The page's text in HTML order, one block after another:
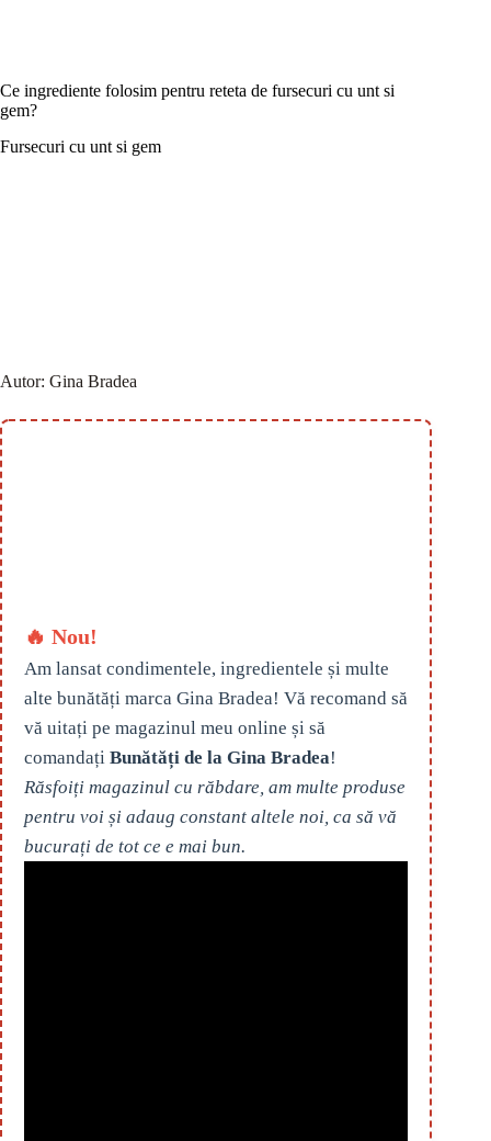
Ce ingrediente folosim pentru reteta de fursecuri cu unt si
gem?
Fursecuri cu unt si gem
Autor: Gina Bradea
🔥 Nou!
Am lansat condimentele, ingredientele și multe
alte bunătăți marca Gina Bradea! Vă recomand să
vă uitați pe magazinul meu online și să
comandați Bunătăți de la Gina Bradea!
Răsfoiți magazinul cu răbdare, am multe produse
pentru voi și adaug constant altele noi, ca să vă
bucurați de tot ce e mai bun.